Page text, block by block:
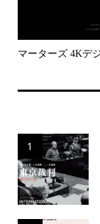
マーターズ 4Kデ
1